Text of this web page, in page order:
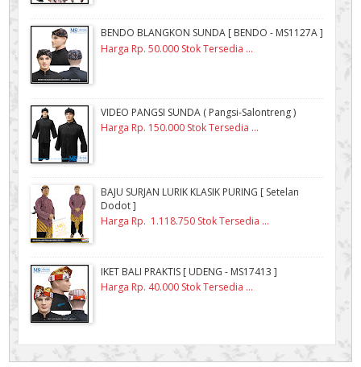
BENDO BLANGKON SUNDA [ BENDO - MS1127A ]
Harga Rp. 50.000 Stok Tersedia ...
VIDEO PANGSI SUNDA ( Pangsi-Salontreng )
Harga Rp. 150.000 Stok Tersedia ...
BAJU SURJAN LURIK KLASIK PURING [ Setelan
Dodot ]
Harga Rp. 1.118.750 Stok Tersedia ...
IKET BALI PRAKTIS [ UDENG - MS17413 ]
Harga Rp. 40.000 Stok Tersedia ...